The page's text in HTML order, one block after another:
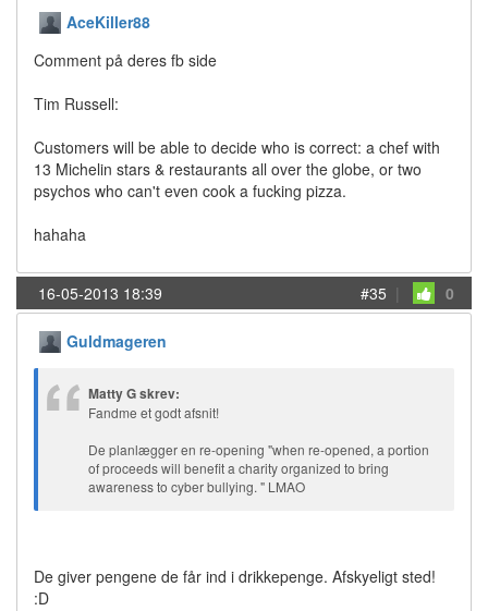
AceKiller88
Comment på deres fb side
Tim Russell:
Customers will be able to decide who is correct: a chef with
13 Michelin stars & restaurants all over the globe, or two
psychos who can't even cook a fucking pizza.
hahaha
16-05-2013 18:39 #35 | 0
Guldmageren
Matty G skrev:
Fandme et godt afsnit!
De planlægger en re-opening "when re-opened, a portion
of proceeds will benefit a charity organized to bring
awareness to cyber bullying. " LMAO
De giver pengene de får ind i drikkepenge. Afskyeligt sted!
:D